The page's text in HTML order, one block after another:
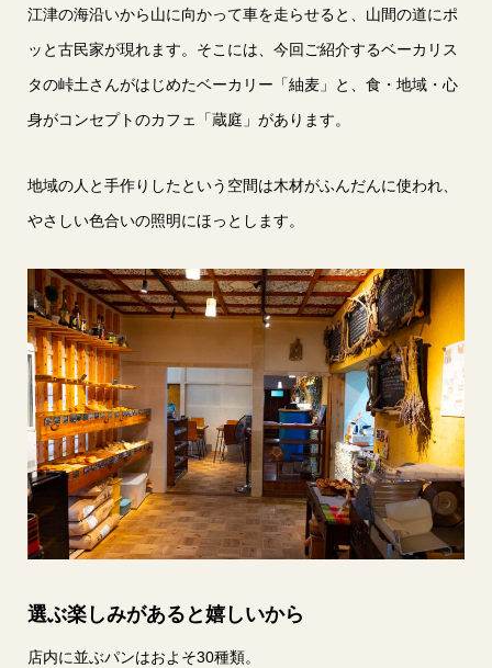
江津の海沿いから山に向かって車を走らせると、山間の道にポ
ッと古民家が現れます。そこには、今回ご紹介するベーカリス
タの峠土さんがはじめたベーカリー「紬麦」と、食・地域・心
身がコンセプトのカフェ「蔵庭」があります。
地域の人と手作りしたという空間は木材がふんだんに使われ、
やさしい色合いの照明にほっとします。
選ぶ楽しみがあると嬉しいから
店内に並ぶパンはおよそ30種類。